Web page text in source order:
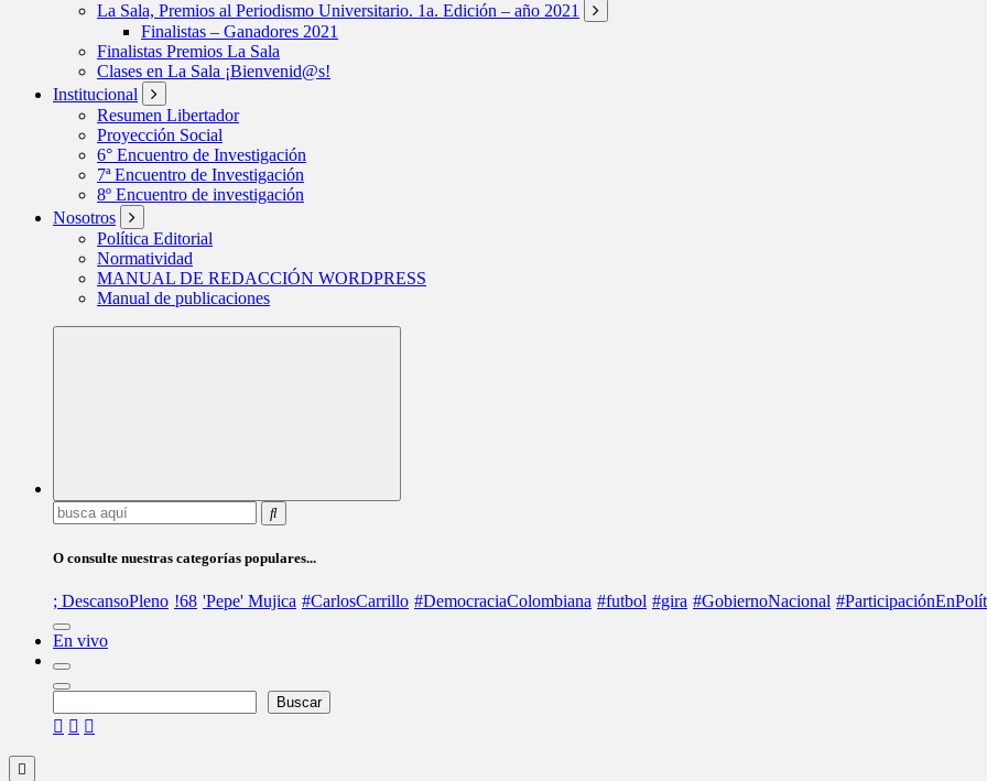
La Sala, Premios al Periodismo Universitario. 1a. Edición – año 2021
Finalistas – Ganadores 2021
Finalistas Premios La Sala
Clases en La Sala ¡Bienvenid@s!
Institucional
Resumen Libertador
Proyección Social
6° Encuentro de Investigación
7ª Encuentro de Investigación
8º Encuentro de investigación
Nosotros
Política Editorial
Normatividad
MANUAL DE REDACCIÓN WORDPRESS
Manual de publicaciones
Buscar:
O consulte nuestras categorías populares...
; DescansoPleno !68 'Pepe' Mujica #CarlosCarrillo #DemocraciaColombiana #futbol #gira #GobiernoNacional
En vivo
Buscar